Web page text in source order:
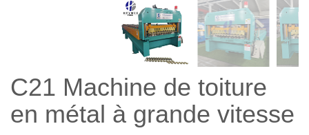
C21 Machine de toiture
en métal à grande vitesse